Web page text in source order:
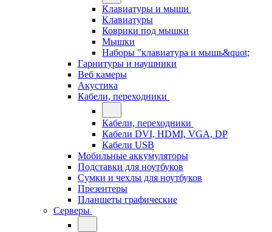
Клавиатуры и мыши
Клавиатуры
Коврики под мышки
Мышки
Наборы "клавиатура и мышь&quot;
Гарнитуры и наушники
Веб камеры
Акустика
Кабели, переходники
Кабели, переходники
Кабели DVI, HDMI, VGA, DP
Кабели USB
Мобильные аккумуляторы
Подставки для ноутбуков
Сумки и чехлы для ноутбуков
Презентеры
Планшеты графические
Серверы